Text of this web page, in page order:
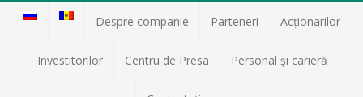
Despre companie Parteneri Acţionarilor
Investitorilor Centru de Presa Personal și carieră